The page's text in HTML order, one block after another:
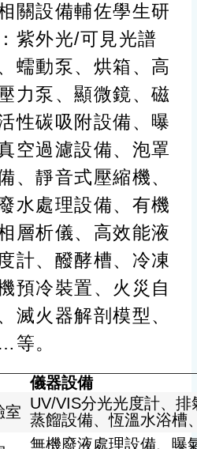
關設備輔佐學生研
紫外光/可見光譜
蠕動泵、烘箱、高
力泵、顯微鏡、磁
性碳吸附設備、曝
空過濾設備、泡罩
、靜音式壓縮機、
水處理設備、有機
層析儀、高效能液
計、醱酵槽、冷凍
預冷裝置、火災自
滅火器解剖模型、
等。
儀器設備
室 UV/VIS分光光度計、
蒸餾設備、恆溫水浴槽
無機廢液處理設備、曝